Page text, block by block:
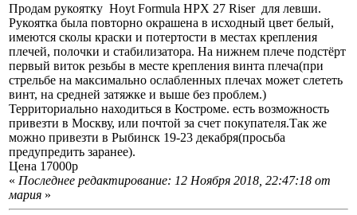
Продам рукоятку Hoyt Formula HPX 27 Riser для левши.
Рукоятка была повторно окрашена в исходный цвет белый,
имеются сколы краски и потертости в местах крепления
плечей, полочки и стабилизатора. На нижнем плече подстёрт
первый виток резьбы в месте крепления винта плеча(при
стрельбе на максимально ослабленных плечах может слететь
винт, на средней затяжке и выше без проблем.)
Территориально находиться в Костроме. есть возможность
привезти в Москву, или почтой за счет покупателя.Так же
можно привезти в Рыбинск 19-23 декабря(просьба
предупредить заранее).
Цена 17000р
« Последнее редактирование: 12 Ноября 2018, 22:47:18 от
мария »